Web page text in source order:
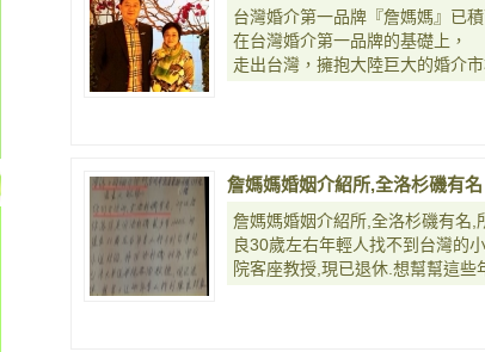
台灣婚介第一品牌『詹媽媽』已
在台灣婚介第一品牌的基礎上，
走出台灣，擁抱大陸巨大的婚介市
詹媽媽婚姻介紹所,全洛杉磯有名
詹媽媽婚姻介紹所,全洛杉磯有名
良30歲左右年輕人找不到台灣的
院客座教授,現已退休.想幫幫這些